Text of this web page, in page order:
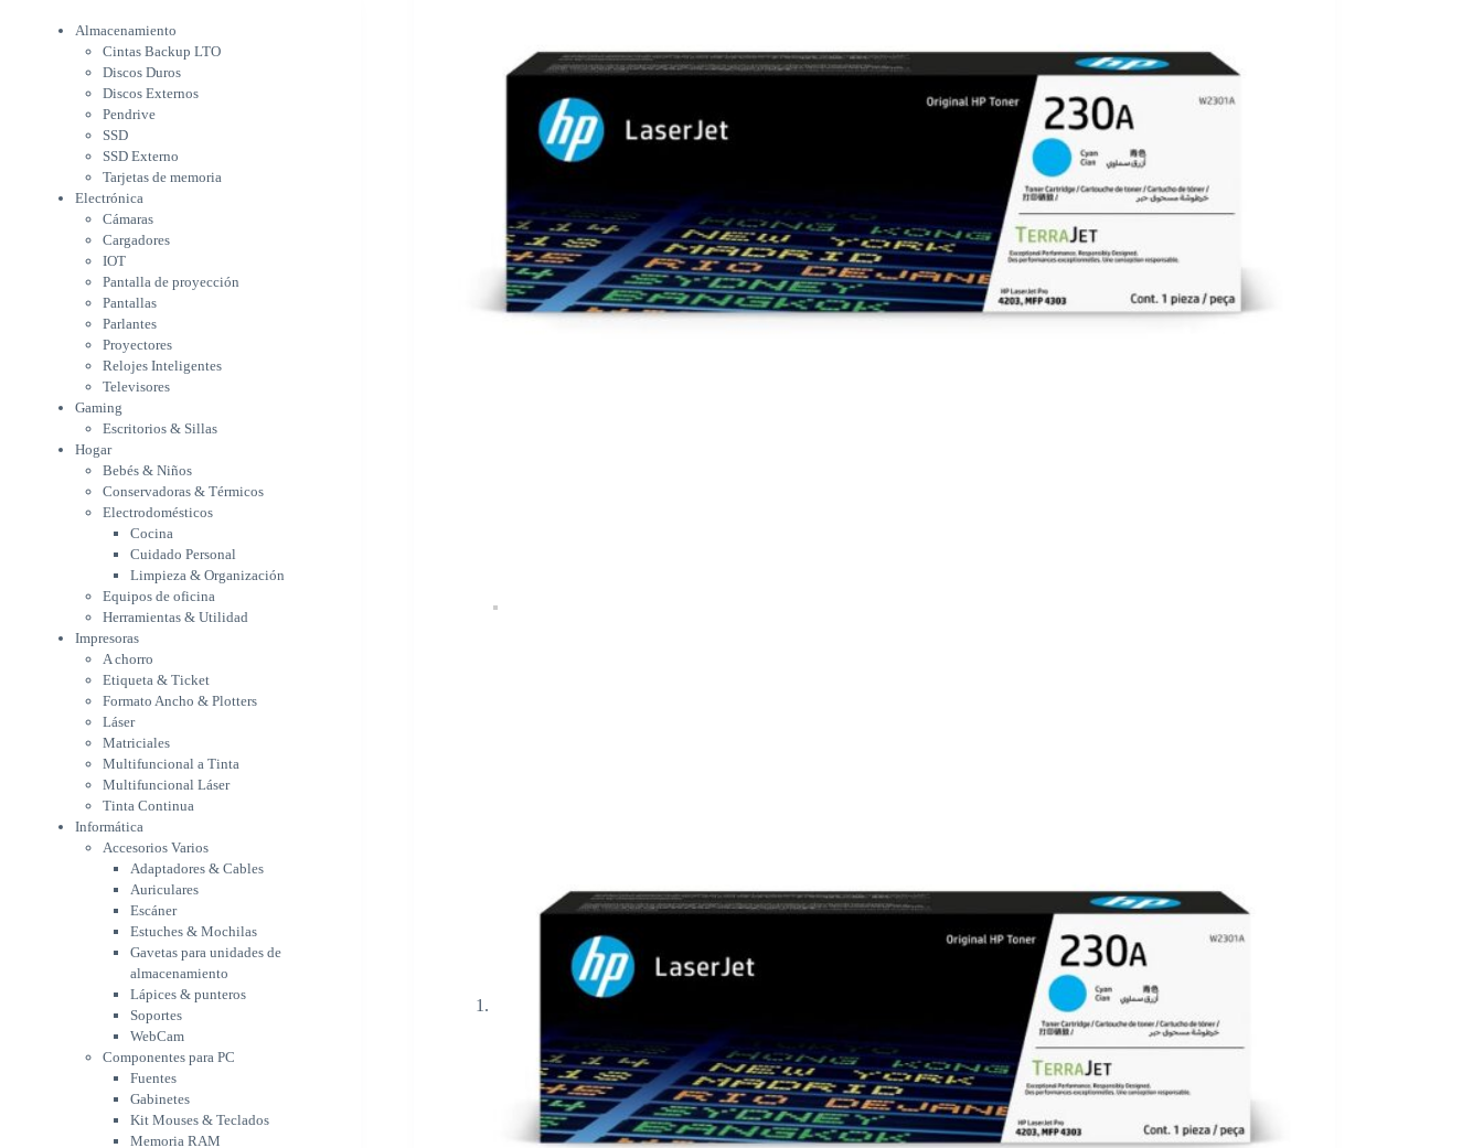
Cámaras
Cargadores
IOT
Pantalla de proyección
Pantallas
Parlantes
Proyectores
Relojes Inteligentes
Televisores
Gaming
Escritorios & Sillas
Hogar
Bebés & Niños
Conservadoras & Térmicos
Electrodomésticos
Cocina
Cuidado Personal
Equipos de oficina
Impresoras
A chorro
Etiqueta & Ticket
Formato Ancho & Plotters
Láser
Matriciales
Multifuncional a Tinta
Multifuncional Láser
Tinta Continua
Informática
Accesorios Varios
Adaptadores & Cables
Auriculares
Escáner
Estuches & Mochilas
Gavetas para unidades de
Lápices & punteros
Soportes
WebCam
Componentes para PC
Fuentes
Gabinetes
Kit Mouses & Teclados
Memoria RAM
Monitores
Mouses & Pads
Placas Madres
Procesadores
Refrigeración &
Enfriamiento
Tarjetas Gráficas
Almacenamiento
Cintas Backup LTO
Discos Duros
Discos Externos
Pendrive
SSD
SSD Externo
Tarjetas de memoria
Electrónica
Cámaras
Cargadores
IOT
Pantalla de proyección
Pantallas
Parlantes
Proyectores
Relojes Inteligentes
Televisores
Gaming
Escritorios & Sillas
Hogar
Bebés & Niños
Conservadoras & Térmicos
Electrodomésticos
Cocina
Cuidado Personal
Limpieza & Organización
Equipos de oficina
Herramientas & Utilidad
Impresoras
A chorro
Etiqueta & Ticket
Formato Ancho & Plotters
Láser
Matriciales
Multifuncional a Tinta
Multifuncional Láser
Tinta Continua
Informática
Accesorios Varios
Adaptadores & Cables
Auriculares
Escáner
Estuches & Mochilas
Gavetas para unidades de
almacenamiento
Lápices & punteros
Soportes
WebCam
Componentes para PC
Fuentes
Gabinetes
Kit Mouses & Teclados
Memoria RAM